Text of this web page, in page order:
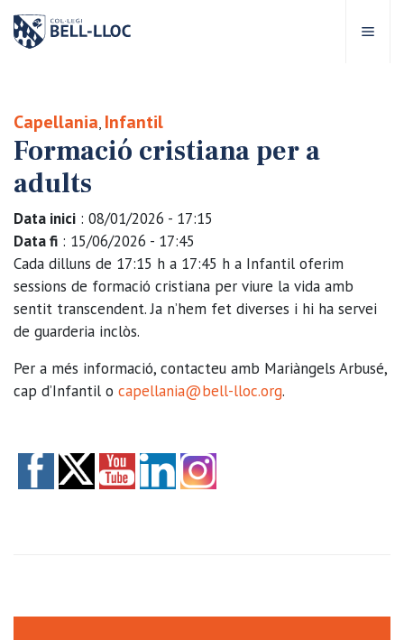
Bell-lloc
Educatiu
educatives
Escolars
Bell-lloc
Capellania, Infantil
Formació cristiana per a
adults
Data inici : 08/01/2026 - 17:15
Data fi : 15/06/2026 - 17:45
Cada dilluns de 17:15 h a 17:45 h a Infantil oferim
sessions de formació cristiana per viure la vida amb
sentit transcendent. Ja n’hem fet diverses i hi ha servei
de guarderia inclòs.
Per a més informació, contacteu amb Mariàngels Arbusé,
cap d’Infantil o capellania@bell-lloc.org.